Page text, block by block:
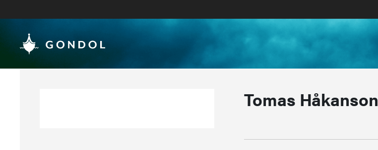
Tomas Håkanson